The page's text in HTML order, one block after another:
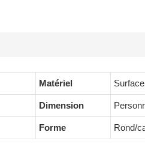
Matériel
Dimension
Forme Rond/